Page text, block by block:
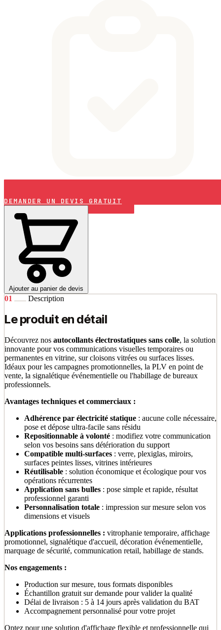
DEMANDER UN DEVIS GRATUIT
Ajouter au panier de devis
01 Description
Le produit en détail
Découvrez nos autocollants électrostatiques sans colle, la solution
innovante pour vos communications visuelles temporaires ou
permanentes en vitrine, sur cloisons vitrées ou surfaces lisses.
Idéaux pour les campagnes promotionnelles, la PLV en point de
vente, la signalétique événementielle ou l'habillage de bureaux
professionnels.
Avantages techniques et commerciaux :
Adhérence par électricité statique : aucune colle nécessaire,
pose et dépose ultra-facile sans résidu
Repositionnable à volonté : modifiez votre communication
selon vos besoins sans détérioration du support
Compatible multi-surfaces : verre, plexiglas, miroirs,
surfaces peintes lisses, vitrines intérieures
Réutilisable : solution économique et écologique pour vos
opérations récurrentes
Application sans bulles : pose simple et rapide, résultat
professionnel garanti
Personnalisation totale : impression sur mesure selon vos
dimensions et visuels
Applications professionnelles : vitrophanie temporaire, affichage
promotionnel, signalétique d'accueil, décoration événementielle,
marquage de sécurité, communication retail, habillage de stands.
Nos engagements :
Production sur mesure, tous formats disponibles
Échantillon gratuit sur demande pour valider la qualité
Délai de livraison : 5 à 14 jours après validation du BAT
Accompagnement personnalisé pour votre projet
Optez pour une solution d'affichage flexible et professionnelle qui